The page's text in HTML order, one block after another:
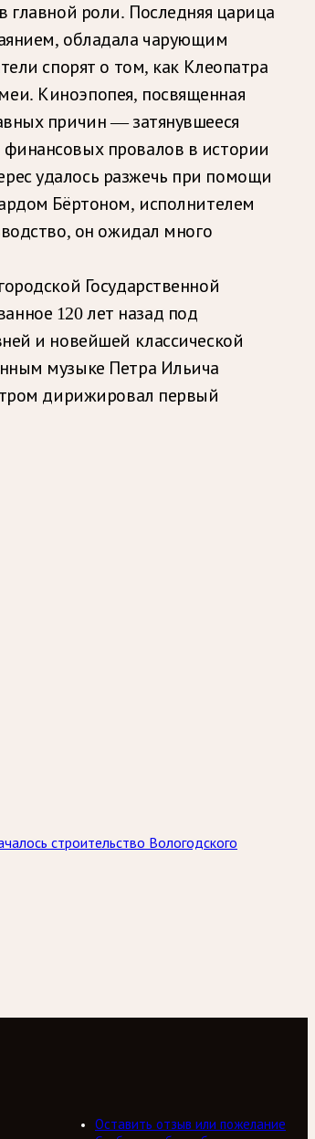
главной роли. Последняя царица
обладала чарующим
спорят о том, как Клеопатра
Киноэпопея, посвященная
причин — затянувшееся
провалов в истории
удалось разжечь при помощи
Бёртоном, исполнителем
он ожидал много
Государственной
120 лет назад под
и новейшей классической
музыке Петра Ильича
дирижировал первый
строительство Вологодского
Оставить отзыв или пожелание